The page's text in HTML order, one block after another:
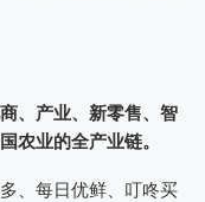
、产业、新零售、智
农业的全产业链。
、每日优鲜、叮咚买